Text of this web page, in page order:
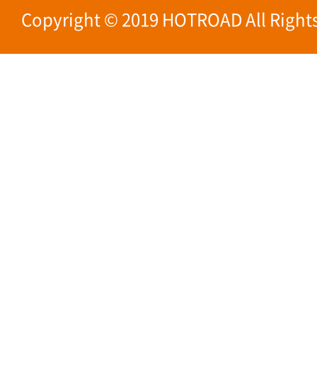
Copyright © 2019 HOTROAD All